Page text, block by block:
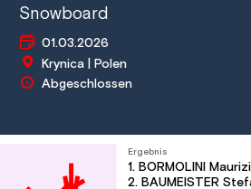
Snowboard
01.03.2026
Krynica | Polen
Abgeschlossen
Ergebnis
1. BORMOLINI
2. BAUMEISTER